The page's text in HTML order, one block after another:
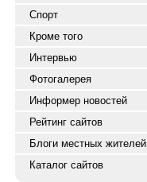
Спорт
Кроме того
Интервью
Фотогалерея
Информер новостей
Рейтинг сайтов
Блоги местных жителей
Каталог сайтов